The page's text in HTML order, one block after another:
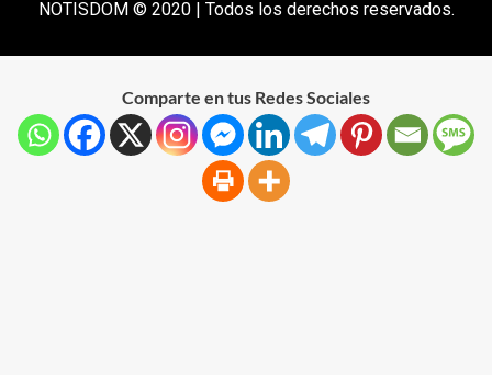
NOTISDOM © 2020 | Todos los derechos reservados.
Comparte en tus Redes Sociales